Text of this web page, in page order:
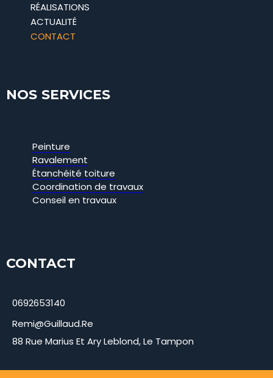
RÉALISATIONS
ACTUALITÉ
CONTACT
NOS SERVICES
Peinture
Ravalement
Étanchéité toiture
Coordination de travaux
Conseil en travaux
CONTACT
0692653140
Remi@guillaud.re
88 Rue Marius Et Ary Leblond, Le Tampon